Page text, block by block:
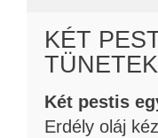
KÉT
Két pestis
Erdély oláj